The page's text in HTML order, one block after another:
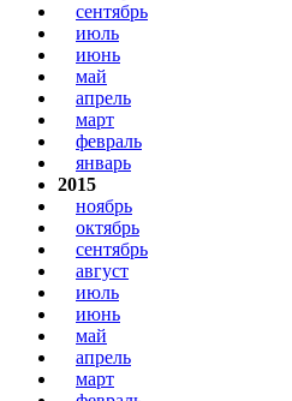
сентябрь
июль
июнь
май
апрель
март
февраль
январь
2015
ноябрь
октябрь
сентябрь
август
июль
июнь
май
апрель
март